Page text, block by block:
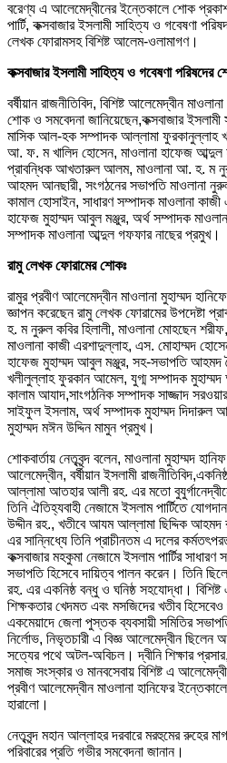
বরেণ্য এ আলেমেদ্বীনের ইন্তেকালে শোক
পার্টি, কক্সবাজার ইসলামী সাহিত্য ও গবেষণা
লেখক ফোরামসহ বিশিষ্ট আলেম-ওলামাগণ।
কক্সবাজার ইসলামী সাহিত্য ও গবেষণা
বর্ষীয়ান রাজনীতিবিদ, বিশিষ্ট আলেমেদ্বীন
শোক ও সমবেদনা জানিয়েছেন,কক্সবাজার ইসলামী
মাসিক আল-হক সম্পাদক আল্লামা ফুরকানুল্লাহ
আ. ফ. ম খালিদ হোসেন, মাওলানা হাফেজ আব্দুল
প্রাবন্ধিক আখতারুল আলম, মাওলানা আ. হ. ম
আহমদ আনছারী, সংগঠনের সভাপতি মাওলানা
কামাল হোসাইন, সাধারণ সম্পাদক মাওলানা
হাফেজ মুহাম্মদ আবুল মঞ্জুর, অর্থ সম্পাদক
সম্পাদক মাওলানা আব্দুল গফফার নাছের প্রমুখ।
রামু লেখক ফোরামের শোকঃ
রামুর প্রবীণ আলেমেদ্বীন মাওলানা মুহাম্মদ
জ্ঞাপন করেছেন রামু লেখক ফোরামের উপদেষ্টা
হ. ম নুরুল কবির হিলালী, মাওলানা মোহছেন
মাওলানা কাজী এরশাদুল্লাহ, এস. মোহাম্মদ
হাফেজ মুহাম্মদ আবুল মঞ্জুর, সহ-সভাপতি আহমদ
খলীলুল্লাহ ফুরকান আমেল, যুগ্ম সম্পাদক
কালাম আযাদ,সাংগঠনিক সম্পাদক সাজ্জাদ
সাইফুল ইসলাম, অর্থ সম্পাদক মুহাম্মদ দিদারুল
মুহাম্মদ মঈন উদ্দিন মামুন প্রমুখ।
শোকবার্তায় নেতৃবৃন্দ বলেন, মাওলানা মুহাম্মদ
আলেমেদ্বীন, বর্ষীয়ান ইসলামী
আল্লামা আতহার আলী রহ. এর মতো
তিনি ঐতিহ্যবাহী নেজামে ইসলাম পার্টিতে
উদ্দীন রহ., খতীবে আযম আল্লামা ছিদ্দিক
এর সান্নিধ্যে তিনি প্রাচীনতম এ দলের
কক্সবাজার মহকুমা নেজামে ইসলাম পার্টির সাধারণ
সভাপতি হিসেবে দায়িত্ব পালন করেন। তিনি
রহ. এর একনিষ্ঠ বন্ধু ও ঘনিষ্ঠ সহযোদ্ধা। বিশিষ্ট
শিক্ষকতার খেদমত এবং মসজিদের খতীব
একমেয়াদে জেলা পুস্তক ব্যবসায়ী সমিতির
নির্লোভ, নিভৃতচারী এ বিজ্ঞ আলেমেদ্বীন ছিলেন
সত্যের পথে অটল-অবিচল। দ্বীনি শিক্ষার
সমাজ সংস্কার ও মানবসেবায় বিশিষ্ট এ
প্রবীণ আলেমেদ্বীন মাওলানা হানিফের
হারালো।
নেতৃবৃন্দ মহান আল্লাহর দরবারে মরহুমের রুহের
পরিবারের প্রতি গভীর সমবেদনা জানান।